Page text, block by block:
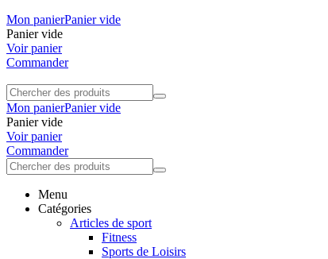
Mon panierPanier vide
Panier vide
Voir panier
Commander
Mon panierPanier vide
Panier vide
Voir panier
Commander
Menu
Catégories
Articles de sport
Fitness
Sports de Loisirs